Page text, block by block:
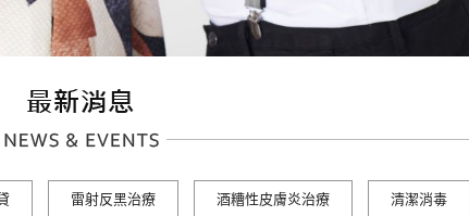
雷射反黑治療 酒糟性皮膚炎治療 清潔消毒